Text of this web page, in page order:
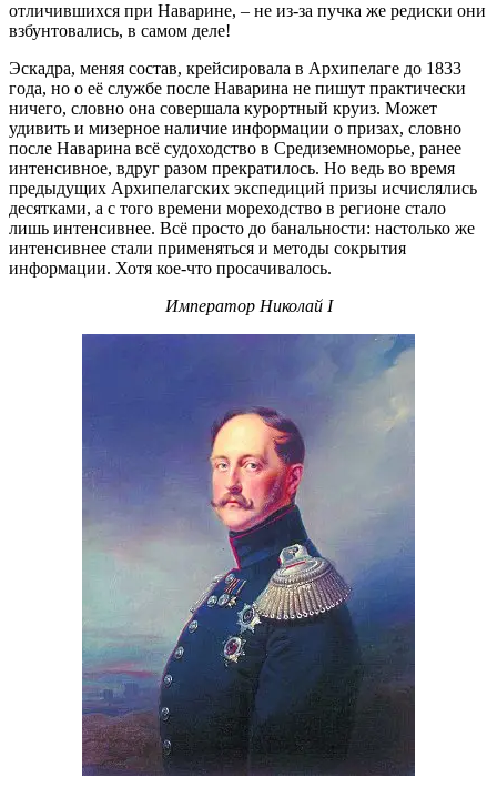
отличившихся при Наварине, – не из-за пучка же редиски они
взбунтовались, в самом деле!
Эскадра, меняя состав, крейсировала в Архипелаге до 1833
года, но о её службе после Наварина не пишут практически
ничего, словно она совершала курортный круиз. Может
удивить и мизерное наличие информации о призах, словно
после Наварина всё судоходство в Средиземноморье, ранее
интенсивное, вдруг разом прекратилось. Но ведь во время
предыдущих Архипелагских экспедиций призы исчислялись
десятками, а с того времени мореходство в регионе стало
лишь интенсивнее. Всё просто до банальности: настолько же
интенсивнее стали применяться и методы сокрытия
информации. Хотя кое-что просачивалось.
Император Николай I